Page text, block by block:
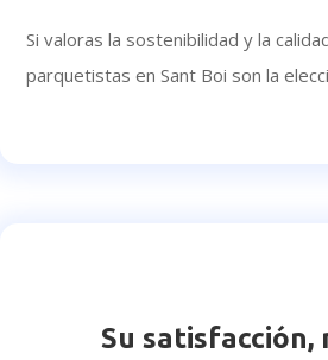
Si valoras la sostenibilidad y la
parquetistas en Sant Boi son la
Su satisfacción,